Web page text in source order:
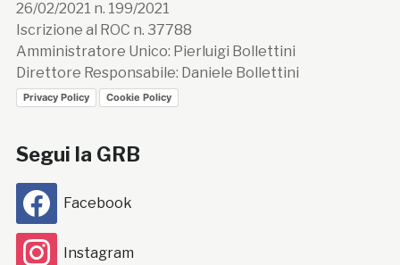
26/02/2021 n. 199/2021
Iscrizione al ROC n. 37788
Amministratore Unico: Pierluigi Bollettini
Direttore Responsabile: Daniele Bollettini
Privacy Policy Cookie Policy
Segui la GRB
Facebook
Instagram